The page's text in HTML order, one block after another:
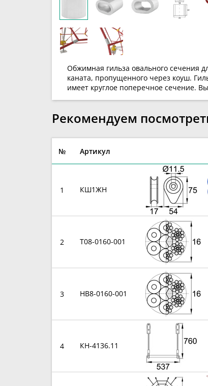
Обжимная гильза овального сечения
каната, пропущенного через коуш.
имеет круглое поперечное сечение.
Рекомендуем
№ Артикул
1 КШ1ЖН
2 T08-0160-001
3 HB8-0160-001
4 КН-4136.11